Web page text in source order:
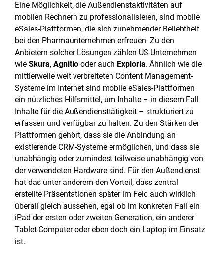
Eine Möglichkeit, die Außendienstaktivitäten auf
mobilen Rechnern zu professionalisieren, sind mobile
eSales-Plattformen, die sich zunehmender Beliebtheit
bei den Pharmaunternehmen erfreuen. Zu den
Anbietern solcher Lösungen zählen US-Unternehmen
wie Skura, Agnitio oder auch Exploria. Ähnlich wie die
mittlerweile weit verbreiteten Content Management-
Systeme im Internet sind mobile eSales-Plattformen
ein nützliches Hilfsmittel, um Inhalte – in diesem Fall
Inhalte für die Außendiensttätigkeit – strukturiert zu
erfassen und verfügbar zu halten. Zu den Stärken der
Plattformen gehört, dass sie die Anbindung an
existierende CRM-Systeme ermöglichen, und dass sie
unabhängig oder zumindest teilweise unabhängig von
der verwendeten Hardware sind. Für den Außendienst
hat das unter anderem den Vorteil, dass zentral
erstellte Präsentationen später im Feld auch wirklich
überall gleich aussehen, egal ob im konkreten Fall ein
iPad der ersten oder zweiten Generation, ein anderer
Tablet-Computer oder eben doch ein Laptop im Einsatz
ist.